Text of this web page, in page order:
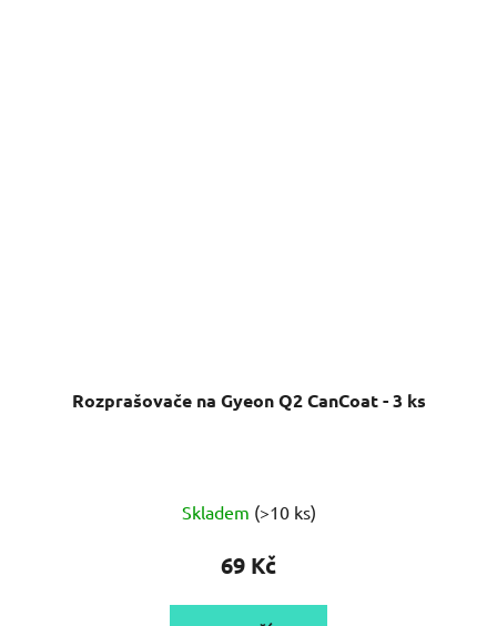
Rozprašovače na Gyeon Q2 CanCoat - 3 ks
Skladem (>10 ks)
69 Kč